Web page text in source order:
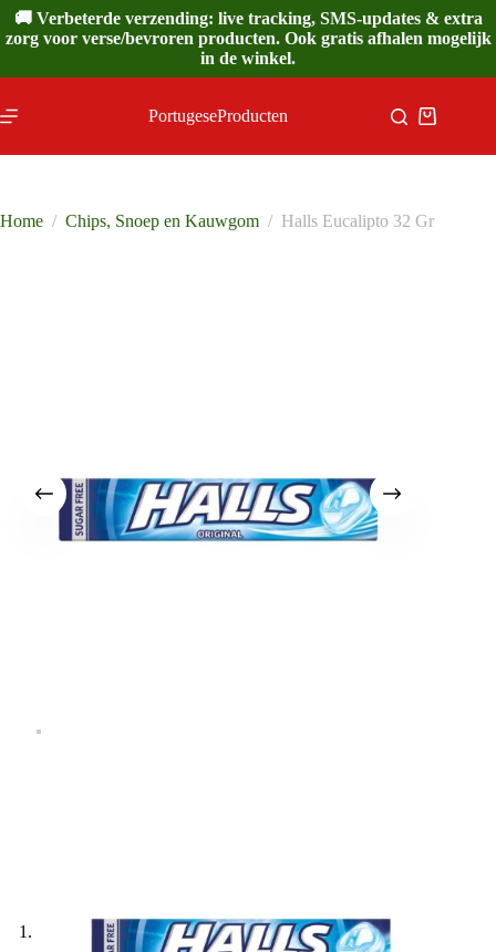
Ga
naar
de
🚚 Verbeterde verzending: live tracking, SMS-updates & extra
zorg voor verse/bevroren producten. Ook gratis afhalen mogelijk
in de winkel.
PortugeseProducten
Home / Chips, Snoep en Kauwgom / Halls Eucalipto 32 Gr